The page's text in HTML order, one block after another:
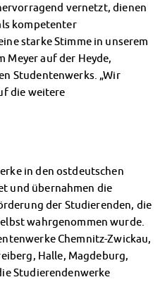
vernetzt, dienen
kompetenter
starke Stimme in unserem
Meyer auf der Heyde,
Studentenwerks. „Wir
die weitere
in den ostdeutschen
und übernahmen die
der Studierenden, die
wahrgenommen wurde.
Chemnitz-Zwickau,
Halle, Magdeburg,
Studierendenwerke